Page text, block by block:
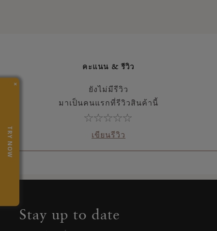
คะแนน & รีวิว
ยังไม่มีรีวิว
มาเป็นคนแรกที่รีวิวสินค้านี้
เขียนรีวิว
×
TRY NOW
Stay up to date